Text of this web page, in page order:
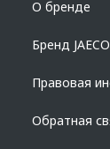
г. Москва, ул.
О бренде
Бренд
Правовая
Обратная